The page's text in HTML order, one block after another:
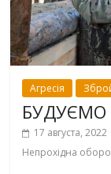
Агресія
БУДУЄМО
17 августа, 2022
Непрохідна